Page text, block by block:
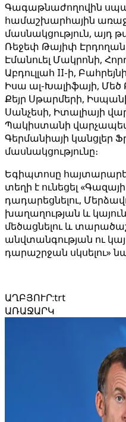
Գագաթնաժողովին
համաշխարհային
մասնակցություն, այդ
Ռեջեփ Թայիփ
Էմանուել Մակրոնի,
Աբդուլլահ II-ի,
Իսա ալ-Խալիֆայի,
Քեյր Սթարմերի,
Սանչեսի, Իտալիայի
Պակիստանի
Գերմանիայի կանցլեր
մասնակցությունը։
Եգիպտոսը
տեղի է ունեցել
դադարեցնելու,
խաղաղության և
մեծացնելու և
անվտանգության ու
դարաշրջան սկսելու»
ԱՂԲՅՈՒՐ:trt
ԱՌԱՋԱՐԿ